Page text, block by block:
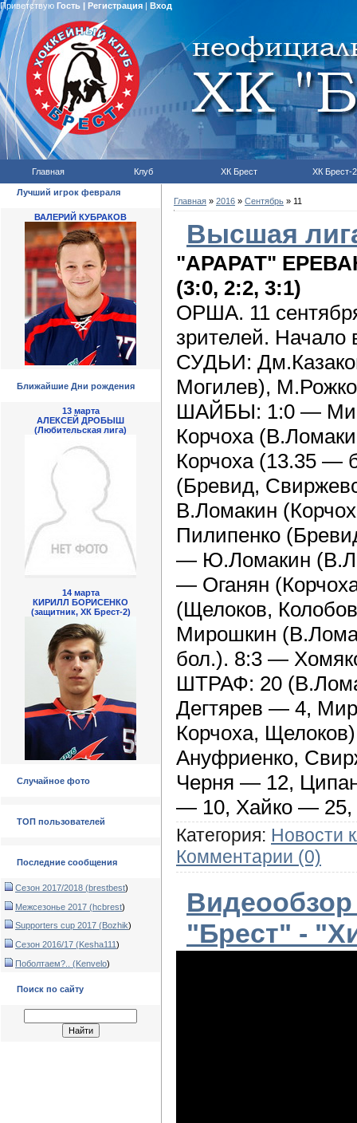
Приветствую Гость | Регистрация| Вход
Главная Клуб ХК Брест ХК Брест-2
Лучший игрок февраля
ВАЛЕРИЙ КУБРАКОВ
Ближайшие Дни рождения
13 марта
АЛЕКСЕЙ ДРОБЫШ
(Любительская лига)
14 марта
КИРИЛЛ БОРИСЕНКО
(защитник, ХК Брест-2)
Случайное фото
ТОП пользователей
Последние сообщения
Сезон 2017/2018 (brestbest)
Межсезонье 2017 (hcbrest)
Supporters cup 2017 (Bozhik)
Сезон 2016/17 (Kesha111)
Поболтаем?.. (Kenvelo)
Поиск по сайту
Главная » 2016 » Сентябрь » 11
Высшая
"АРАРАТ"
(3:0, 2:2, 3:1)
ОРША. 11
зрителей. Начало
СУДЬИ:
Могилев),
ШАЙБЫ: 1:0 —
Корчоха
Корчоха (13.35 —
(Бревид,
В.Ломакин
Пилипенко
— Ю.Ломакин
— Оганян
(Щелоков,
Мирошкин
бол.). 8:3 —
ШТРАФ: 20
Дегтярев — 4,
Корчоха,
Ануфриенко,
Черня — 12,
— 10, Хайко —
Категория: Новости
Комментарии (0)
"Брест" -